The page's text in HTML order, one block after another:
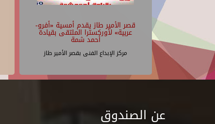
قصر الأمير طاز يقدم أمسية «أفرو-
عربية» لأوركسترا الملتقى بقيادة
أحمد شمة
مركز الإبداع الفنى بقصر الأمير طاز
عن الصندوق